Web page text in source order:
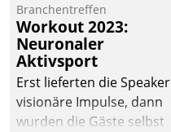
Mammutprojekte
meistern und Workloads
wuppen – bei zunehmend
anspruchsvollen
Aufgaben und
abnehmendem
Branchentreffen
Workout 2023:
Neuronaler
Aktivsport
Erst lieferten die Speaker
visionäre Impulse, dann
wurden die Gäste selbst